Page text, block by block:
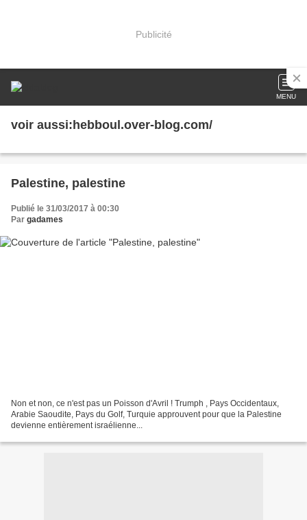
Publicité
MENU
voir aussi:hebboul.over-blog.com/
Palestine, palestine
Publié le 31/03/2017 à 00:30
Par gadames
Non et non, ce n'est pas un Poisson d'Avril ! Trumph , Pays Occidentaux,
Arabie Saoudite, Pays du Golf, Turquie approuvent pour que la Palestine
devienne entièrement israélienne...